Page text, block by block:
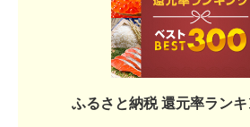
ふるさと納税 還元率ラン